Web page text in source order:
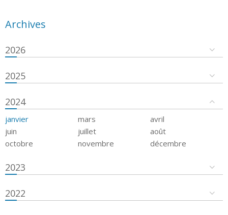
Archives
2026
2025
2024
janvier mars
avril
juin
juillet
août
octobre
novembre décembre
2023
2022